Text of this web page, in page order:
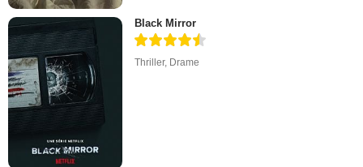
Black Mirror
Thriller, Drame